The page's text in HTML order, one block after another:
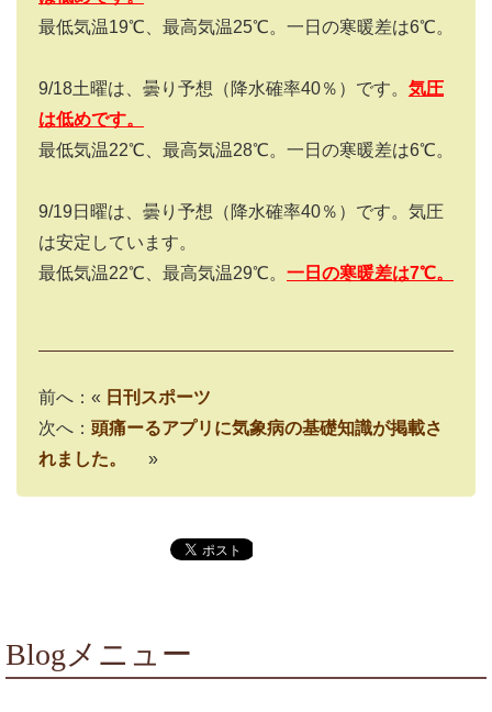
最低気温19℃、最高気温25℃。一日の寒暖差は6℃。
9/18土曜は、曇り予想（降水確率40％）です。 気圧
は低めです。
最低気温22℃、最高気温28℃。一日の寒暖差は6℃。
9/19 日曜は、曇り予想（降水確率40％）です。気圧
は安定しています。
最低気温22℃、最高気温29℃。 一日の寒暖差は7℃。
前へ：« 日刊スポーツ
次へ： 頭痛ーるアプリに気象病の基礎知識が掲載さ
れました。
»
Blogメニュー